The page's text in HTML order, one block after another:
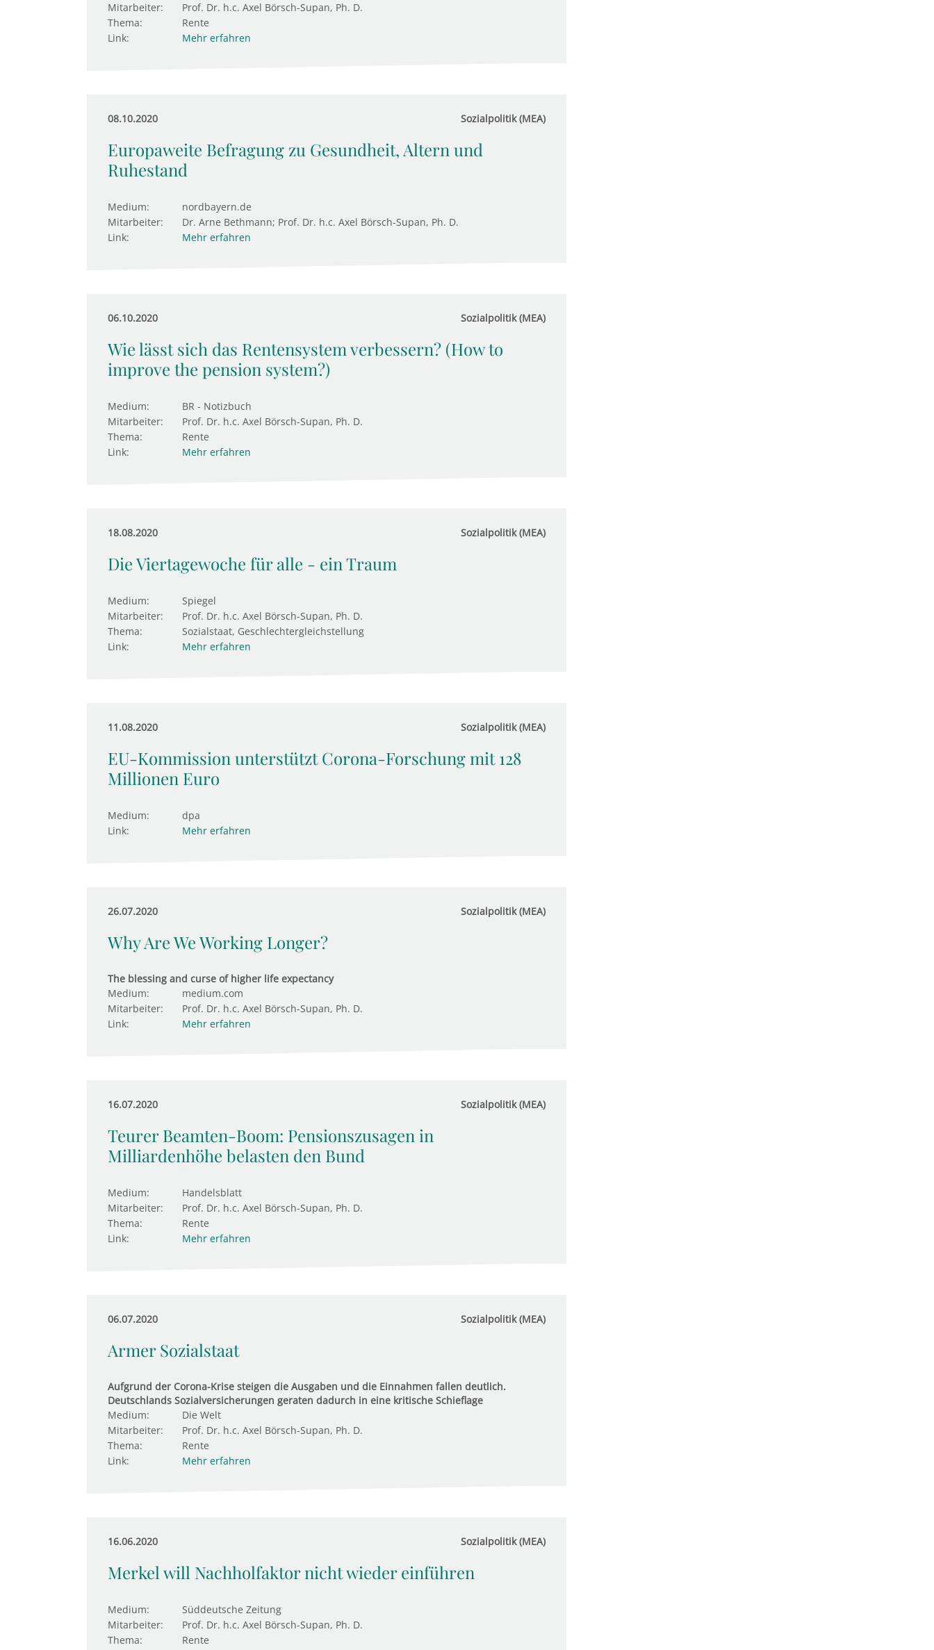
Mitarbeiter:
Prof. Dr. h.c. Axel Börsch-Supan, Ph. D.
Thema:
Rente
Link:
Mehr erfahren
08.10.2020 Sozialpolitik (MEA)
Europaweite Befragung zu Gesundheit, Altern und
Ruhestand
Medium:
nordbayern.de
Mitarbeiter:
Dr. Arne Bethmann; Prof. Dr. h.c. Axel Börsch-Supan, Ph. D.
Link:
Mehr erfahren
06.10.2020 Sozialpolitik (MEA)
Wie lässt sich das Rentensystem verbessern? (How to
improve the pension system?)
Medium:
BR - Notizbuch
Mitarbeiter:
Prof. Dr. h.c. Axel Börsch-Supan, Ph. D.
Thema:
Rente
Link:
Mehr erfahren
18.08.2020 Sozialpolitik (MEA)
Die Viertagewoche für alle - ein Traum
Medium:
Spiegel
Mitarbeiter:
Prof. Dr. h.c. Axel Börsch-Supan, Ph. D.
Thema:
Sozialstaat, Geschlechtergleichstellung
Link:
Mehr erfahren
11.08.2020 Sozialpolitik (MEA)
EU-Kommission unterstützt Corona-Forschung mit 128
Millionen Euro
Medium:
dpa
Link:
Mehr erfahren
26.07.2020 Sozialpolitik (MEA)
Why Are We Working Longer?
The blessing and curse of higher life expectancy
Medium:
medium.com
Mitarbeiter:
Prof. Dr. h.c. Axel Börsch-Supan, Ph. D.
Link:
Mehr erfahren
16.07.2020 Sozialpolitik (MEA)
Teurer Beamten-Boom: Pensionszusagen in
Milliardenhöhe belasten den Bund
Medium:
Handelsblatt
Mitarbeiter:
Prof. Dr. h.c. Axel Börsch-Supan, Ph. D.
Thema:
Rente
Link:
Mehr erfahren
06.07.2020 Sozialpolitik (MEA)
Armer Sozialstaat
Aufgrund der Corona-Krise steigen die Ausgaben und die Einnahmen fallen deutlich.
Deutschlands Sozialversicherungen geraten dadurch in eine kritische Schieflage
Medium:
Die Welt
Mitarbeiter:
Prof. Dr. h.c. Axel Börsch-Supan, Ph. D.
Thema:
Rente
Link:
Mehr erfahren
16.06.2020 Sozialpolitik (MEA)
Merkel will Nachholfaktor nicht wieder einführen
Medium:
Süddeutsche Zeitung
Mitarbeiter:
Prof. Dr. h.c. Axel Börsch-Supan, Ph. D.
Thema:
Rente